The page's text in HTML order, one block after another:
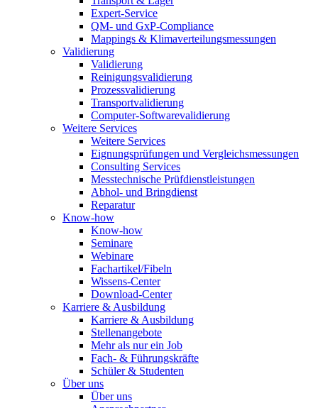
Expert-Service
QM- und GxP-Compliance
Mappings & Klimaverteilungsmessungen
Validierung
Validierung
Reinigungsvalidierung
Prozessvalidierung
Transportvalidierung
Computer-Softwarevalidierung
Weitere Services
Weitere Services
Eignungsprüfungen und Vergleichsmessungen
Consulting Services
Messtechnische Prüfdienstleistungen
Abhol- und Bringdienst
Reparatur
Know-how
Know-how
Seminare
Webinare
Fachartikel/Fibeln
Wissens-Center
Download-Center
Karriere & Ausbildung
Karriere & Ausbildung
Stellenangebote
Mehr als nur ein Job
Fach- & Führungskräfte
Schüler & Studenten
Über uns
Über uns